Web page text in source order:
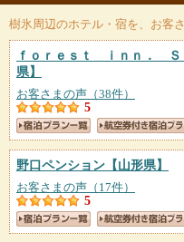
樹氷周辺のホテル・宿を、お客
ｆｏｒｅｓｔ ｉｎｎ． Ｓ
県】
お客さまの声（38件）
5
野口ペンション 【山形県】
お客さまの声（17件）
5